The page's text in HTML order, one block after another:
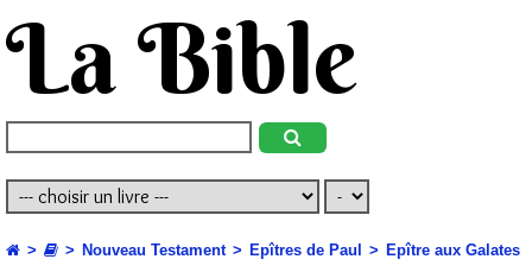
La Bible
Nouveau Testament Epîtres de Paul Epître aux Galates